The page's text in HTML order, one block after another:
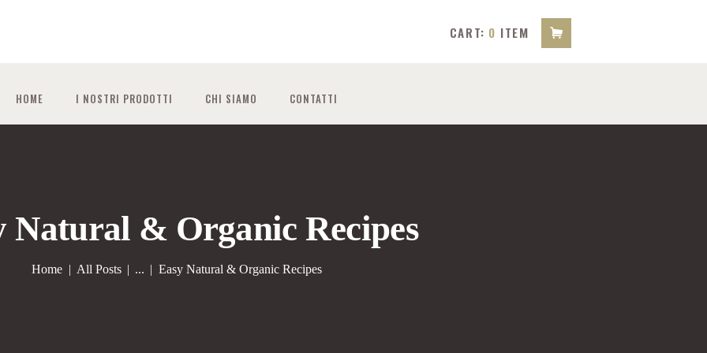
CART: 0 ITEM
HOME I NOSTRI PRODOTTI CHI SIAMO CONTATTI
Natural & Organic Recipes
Home All Posts ... Easy Natural & Organic Recipes